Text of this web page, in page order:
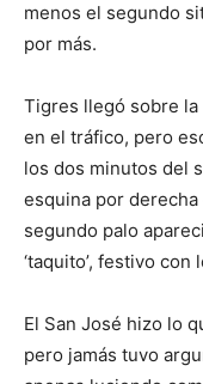
menos el segundo
por más.
Tigres llegó sobre la
en el tráfico, pero
los dos minutos del
esquina por derecha
segundo palo
‘taquito’, festivo
El San José hizo lo
pero jamás tuvo